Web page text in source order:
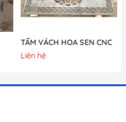
TẤM VÁCH HOA SEN CNC
Liên hệ